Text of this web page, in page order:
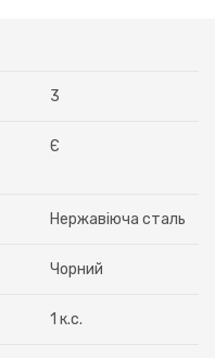
3
Є
Нержавіюча сталь
Чорний
1 к.с.